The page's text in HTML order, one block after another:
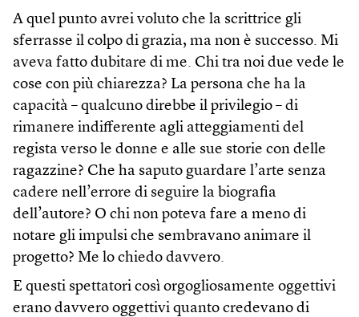
A quel punto avrei voluto che la scrittrice gli
sferrasse il colpo di grazia, ma non è successo. Mi
aveva fatto dubitare di me. Chi tra noi due vede le
cose con più chiarezza? La persona che ha la
capacità – qualcuno direbbe il privilegio – di
rimanere indifferente agli atteggiamenti del
regista verso le donne e alle sue storie con delle
ragazzine? Che ha saputo guardare l’arte senza
cadere nell’errore di seguire la biografia
dell’autore? O chi non poteva fare a meno di
notare gli impulsi che sembravano animare il
progetto? Me lo chiedo davvero.
E questi spettatori così orgogliosamente oggettivi
erano davvero oggettivi quanto credevano di